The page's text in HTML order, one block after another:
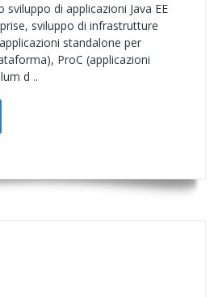
di applicazioni Java EE
sviluppo di infrastrutture
standalone per
ProC (applicazioni
d ..